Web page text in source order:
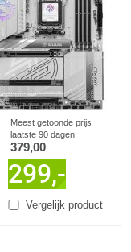
Vergelijk product
Meest getoonde prijs
laatste 90 dagen:
379,00
299,-